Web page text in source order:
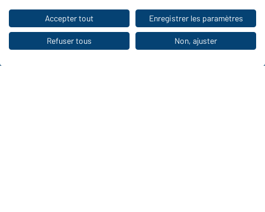
Vers la boutique pour particuliers
WORKWEAR COLLECTION
Le choix idéal pour les professionnels :
Accepter tout Enregistrer les paramètres
Refuser tous Non, ajuster